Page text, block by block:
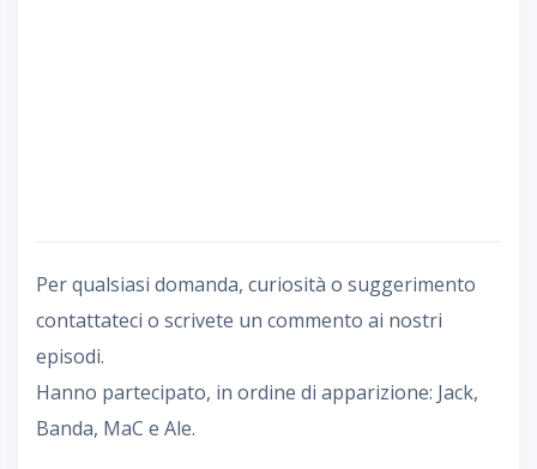
Per qualsiasi domanda, curiosità o suggerimento
contattateci o scrivete un commento ai nostri
episodi.
Hanno partecipato, in ordine di apparizione: Jack,
Banda, MaC e Ale.